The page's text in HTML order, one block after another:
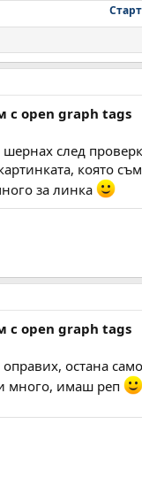
с оpen graph tags
шернах след
която
за линка
с оpen graph tags
оправих, остана
много, имаш реп